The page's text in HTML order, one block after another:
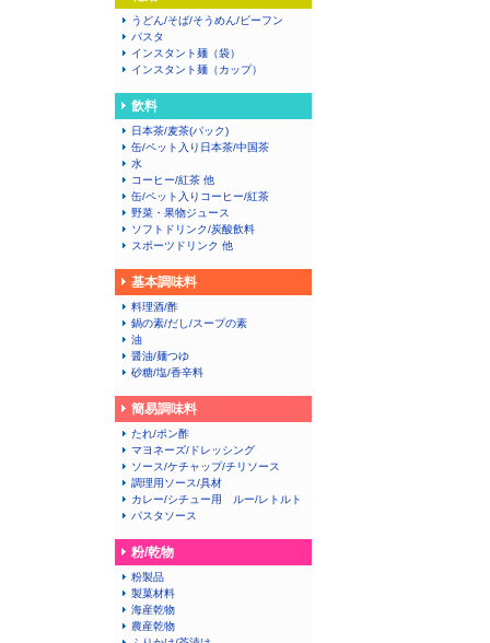
うどん/そば/そうめん/ビーフン
パスタ
インスタント麺（袋）
インスタント麺（カップ）
飲料
日本茶/麦茶(パック)
缶/ペット入り日本茶/中国茶
水
コーヒー/紅茶 他
缶/ペット入りコーヒー/紅茶
野菜・果物ジュース
ソフトドリンク/炭酸飲料
スポーツドリンク 他
基本調味料
料理酒/酢
鍋の素/だし/スープの素
油
醤油/麺つゆ
砂糖/塩/香辛料
簡易調味料
たれ/ポン酢
マヨネーズ/ドレッシング
ソース/ケチャップ/チリソース
調理用ソース/具材
カレー/シチュー用 ルー/レトルト
パスタソース
粉/乾物
粉製品
製菓材料
海産乾物
農産乾物